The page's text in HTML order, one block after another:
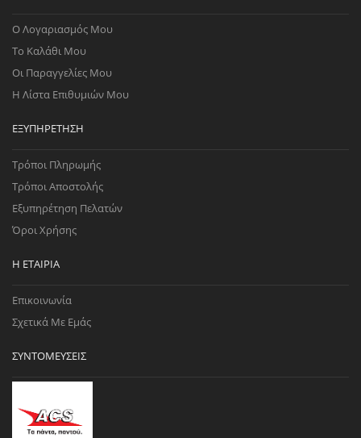
Ο Λογαριασμός Μου
Το Καλάθι Μου
Οι Παραγγελίες Μου
Η Λίστα Επιθυμιών Μου
ΕΞΥΠΗΡΈΤΗΣΗ
Τρόποι Πληρωμής
Τρόποι Αποστολής
Εξυπηρέτηση Πελατών
Όροι Χρήσης
Η ΕΤΑΙΡΊΑ
Επικοινωνία
Σχετικά Με Εμάς
ΣΥΝΤΟΜΕΎΣΕΙΣ